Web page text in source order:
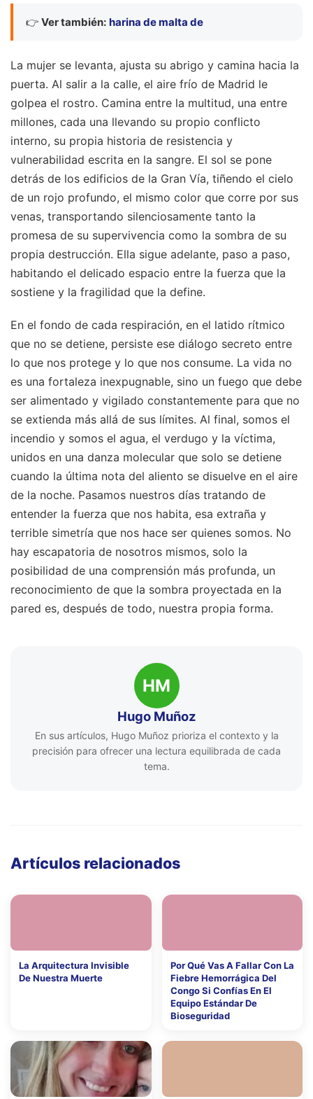
👉 Ver también: harina de malta de
La mujer se levanta, ajusta su abrigo y camina hacia la
puerta. Al salir a la calle, el aire frío de Madrid le
golpea el rostro. Camina entre la multitud, una entre
millones, cada una llevando su propio conflicto
interno, su propia historia de resistencia y
vulnerabilidad escrita en la sangre. El sol se pone
detrás de los edificios de la Gran Vía, tiñendo el cielo
de un rojo profundo, el mismo color que corre por sus
venas, transportando silenciosamente tanto la
promesa de su supervivencia como la sombra de su
propia destrucción. Ella sigue adelante, paso a paso,
habitando el delicado espacio entre la fuerza que la
sostiene y la fragilidad que la define.
En el fondo de cada respiración, en el latido rítmico
que no se detiene, persiste ese diálogo secreto entre
lo que nos protege y lo que nos consume. La vida no
es una fortaleza inexpugnable, sino un fuego que debe
ser alimentado y vigilado constantemente para que no
se extienda más allá de sus límites. Al final, somos el
incendio y somos el agua, el verdugo y la víctima,
unidos en una danza molecular que solo se detiene
cuando la última nota del aliento se disuelve en el aire
de la noche. Pasamos nuestros días tratando de
entender la fuerza que nos habita, esa extraña y
terrible simetría que nos hace ser quienes somos. No
hay escapatoria de nosotros mismos, solo la
posibilidad de una comprensión más profunda, un
reconocimiento de que la sombra proyectada en la
pared es, después de todo, nuestra propia forma.
HM
Hugo Muñoz
En sus artículos, Hugo Muñoz prioriza el contexto y la
precisión para ofrecer una lectura equilibrada de cada
tema.
Artículos relacionados
La Arquitectura Invisible
De Nuestra Muerte
Por Qué Vas A Fallar Con La
Fiebre Hemorrágica Del
Congo Si Confías En El
Equipo Estándar De
Bioseguridad